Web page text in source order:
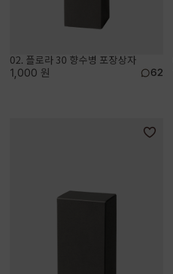
02. 플로라 30 향수병 포장상자
1,000 원 62